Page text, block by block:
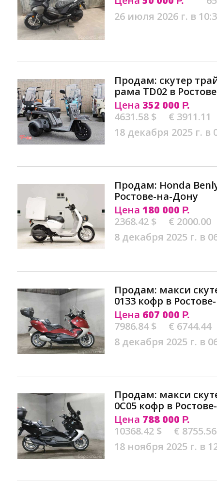
26 июля 2026 г. в
Продам: скутер
рама TD02 в
Цена 352 000 Р.
4631.58 $
€ 3911.11
18 декабря 2025 г. в
Продам: Honda
Ростове-на-Дону
Цена 180 000 Р.
2368.42 $
€ 2000.00
8 декабря 2025 г. в
Продам: макси
0133 кофр в
Цена 607 000 Р.
7986.84 $
€ 6744.44
8 декабря 2025 г. в
Продам: макси
0C05 кофр в
Цена 788 000 Р.
10368.42 $
€ 8755.56
18 ноября 2025 г. в